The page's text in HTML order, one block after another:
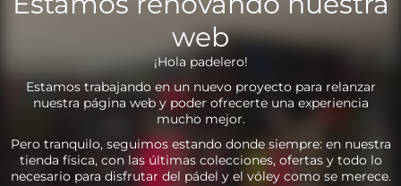
web
¡Hola padelero!
Estamos trabajando en un nuevo proyecto para relanzar
nuestra página web y poder ofrecerte una experiencia
mucho mejor.
Pero tranquilo, seguimos estando donde siempre: en nuestra
tienda física, con las últimas colecciones, ofertas y todo lo
necesario para disfrutar del pádel y el vóley como se merece.